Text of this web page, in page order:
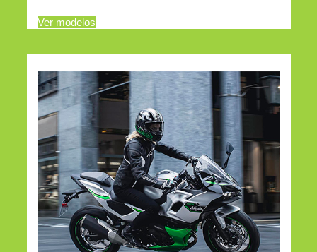
Ver modelos